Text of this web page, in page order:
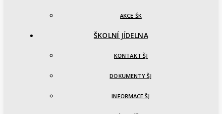
AKCE ŠK
ŠKOLNÍ JÍDELNA
KONTAKT ŠJ
DOKUMENTY ŠJ
INFORMACE ŠJ